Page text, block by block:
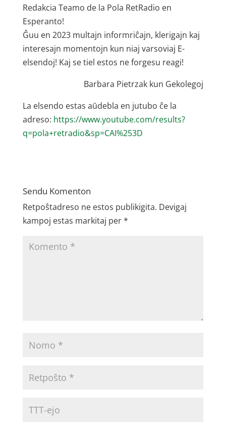
Redakcia Teamo de la Pola RetRadio en
Esperanto!
Ĝuu en 2023 multajn informriĉajn, klerigajn kaj
interesajn momentojn kun niaj varsoviaj E-
elsendoj! Kaj se tiel estos ne forgesu reagi!
Barbara Pietrzak kun Gekolegoj
La elsendo estas aŭdebla en jutubo ĉe la
adreso: https://www.youtube.com/results?
q=pola+retradio&sp=CAI%253D
Sendu Komenton
Retpoŝtadreso ne estos publikigita. Devigaj
kampoj estas markitaj per*